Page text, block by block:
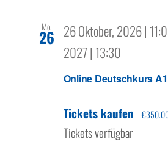
Mo.
26
Online Deutschkurs A1
26 Oktober, 2026 |
2027 | 13:30
Tickets kaufen
Tickets verfügbar